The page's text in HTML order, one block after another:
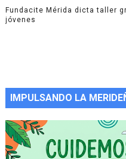
Fundacite Mérida dicta taller
jóvenes
IMPULSANDO LA